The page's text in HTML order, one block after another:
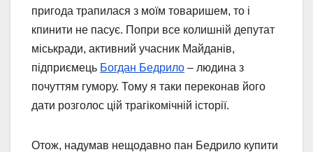
пригода трапилася з моїм товаришем, то і
кпинити не пасує. Попри все колишній депутат
міськради, активний учасник Майданів,
підприємець Богдан Бедрило – людина з
почуттям гумору. Тому я таки переконав його
дати розголос цій трагікомічній історії.
Отож, надумав нещодавно пан Бедрило купити